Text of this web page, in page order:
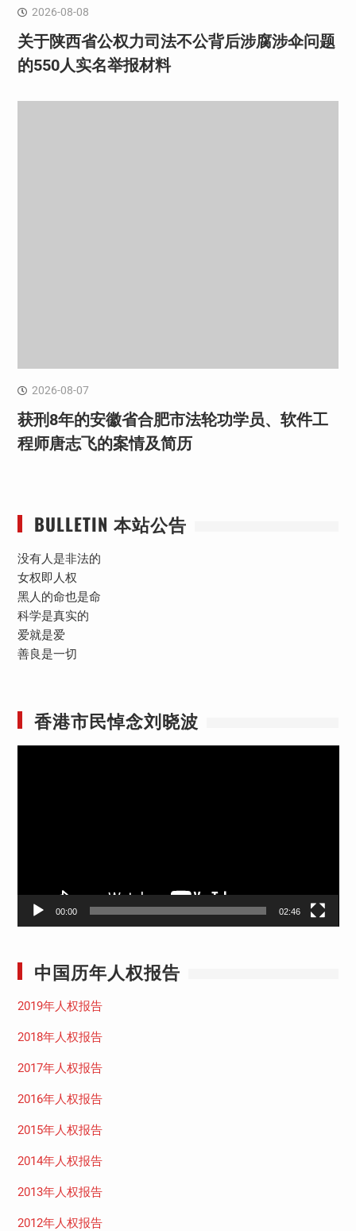
2026-08-08
关于陕西省公权力司法不公背后涉腐涉伞问题
的550人实名举报材料
2026-08-07
获刑8年的安徽省合肥市法轮功学员、软件工
程师唐志飞的案情及简历
BULLETIN 本站公告
没有人是非法的
女权即人权
黑人的命也是命
科学是真实的
爱就是爱
善良是一切
香港市民悼念刘晓波
00:00 02:46
中国历年人权报告
2019年人权报告
2018年人权报告
2017年人权报告
2016年人权报告
2015年人权报告
2014年人权报告
2013年人权报告
2012年人权报告